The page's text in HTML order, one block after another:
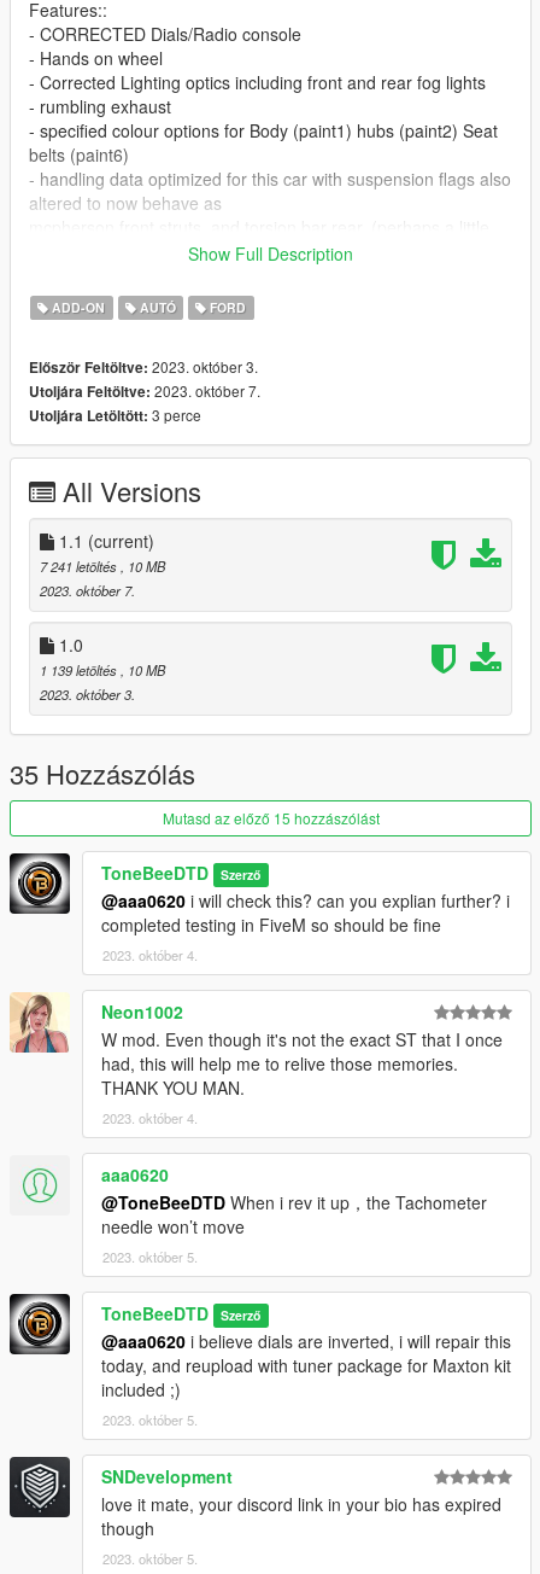
Features::
- CORRECTED Dials/Radio console
- Hands on wheel
- Corrected Lighting optics including front and rear fog lights
- rumbling exhaust
- specified colour options for Body (paint1) hubs (paint2) Seat
belts (paint6)
- handling data optimized for this car with suspension flags also
altered to now behave as
faster than it should be, but i wanted torque steer and
- Performance tuning packages/wheels/tints/lights/horn
- Unique dirt mapping for this car
- Mid-level boot spoiler extra (Extra1 from ST/Titanium line
options list
- detailed cabin, sills/jams engine bay and trunk spaces
- Material revisions for roof/rear bumper and kit parts
- Corrected dials orientation
- ST badge(front) mapping corrected
- Maxton body kit added for tuner pack
- Suspension tune Stage 4 is now exclusive for chavs and
slams the car ruining handling :*
(you're welcome)
ToneBeeDTD2023
Show Full Description
ADD-ON AUTÓ FORD
Először Feltöltve: 2023. október 3.
Utoljára Feltöltve: 2023. október 7.
Utoljára Letöltött: 3 perce
All Versions
1.1 (current)
7 241 letöltés
, 10 MB
2023. október 7.
1.0
1 139 letöltés
, 10 MB
2023. október 3.
35 Hozzászólás
Mutasd az előző 15 hozzászólást
ToneBeeDTD Szerző
@aaa0620 i will check this? can you explian further? i
completed testing in FiveM so should be fine
2023. október 4.
Neon1002
W mod. Even though it's not the exact ST that I once
had, this will help me to relive those memories.
THANK YOU MAN.
2023. október 4.
aaa0620
@ToneBeeDTD When i rev it up，the Tachometer
needle won’t move
2023. október 5.
ToneBeeDTD Szerző
@aaa0620 i believe dials are inverted, i will repair this
today, and reupload with tuner package for Maxton kit
included ;)
2023. október 5.
SNDevelopment
love it mate, your discord link in your bio has expired
though
2023. október 5.